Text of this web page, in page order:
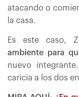
atacando o
la casa.
Es este caso,
ambiente para
nuevo
caricia a los dos